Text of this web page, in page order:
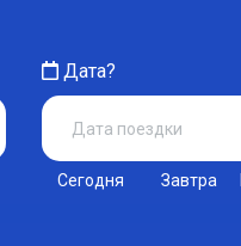
Дата?
Сегодня Завтра